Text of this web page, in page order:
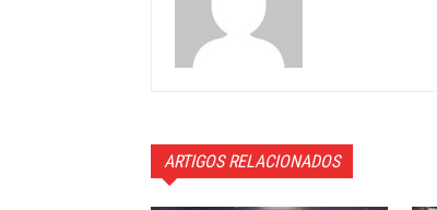
ARTIGOS RELACIONADOS